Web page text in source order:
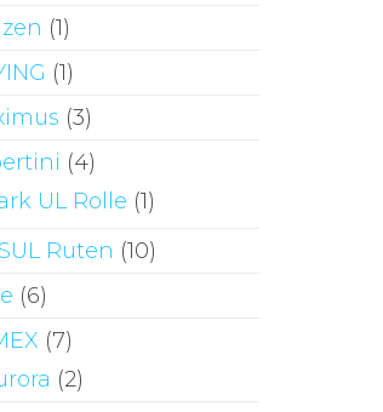
(1)
(1)
(3)
(4)
UL Rolle (1)
Ruten (10)
(6)
(7)
(2)